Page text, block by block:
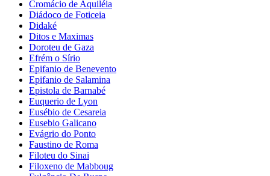
Cromácio de Aquiléia
Diádoco de Foticeia
Didaké
Ditos e Maximas
Doroteu de Gaza
Efrém o Sírio
Epifanio de Benevento
Epifanio de Salamina
Epistola de Barnabé
Euquerio de Lyon
Eusébio de Cesareia
Eusebio Galicano
Evágrio do Ponto
Faustino de Roma
Filoteu do Sinai
Filoxeno de Mabboug